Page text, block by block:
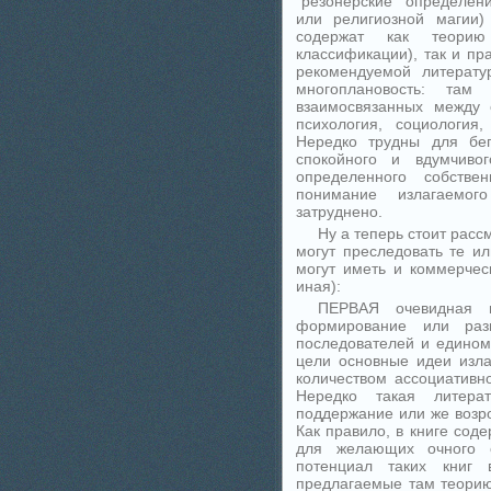
или религиозной
содержат как
классификации), так и
рекомендуемой
многоплановость: там
взаимосвязанных
психология,
Нередко трудны для
спокойного и
определенного
понимание
затруднено.
Ну а теперь стоит
могут преследовать те
могут иметь и
иная):
ПЕРВАЯ очевидная
формирование или
последователей и
цели основные идеи
количеством
Нередко такая
поддержание или же
Как правило, в книге
для желающих очного
потенциал таких книг
предлагаемые там